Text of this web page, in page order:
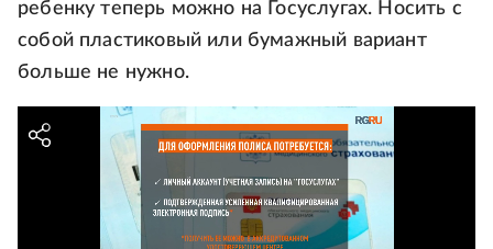
ребенку теперь можно на Госуслугах. Носить с
собой пластиковый или бумажный вариант
больше не нужно.